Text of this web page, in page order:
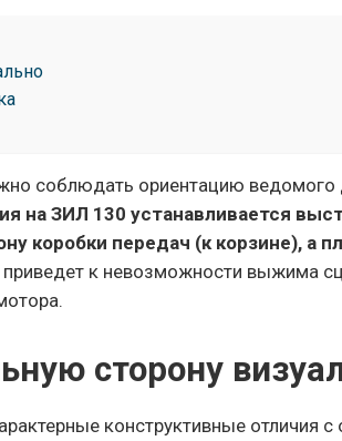
соблюдать ориентацию ведомого
на ЗИЛ 130 устанавливается
коробки передач (к корзине), а
к невозможности выжима
сторону
конструктивные отличия с